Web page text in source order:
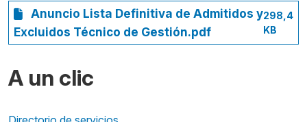
Anuncio Lista Definitiva de Admitidos y
Excluidos Técnico de Gestión.pdf
298,4
KB
A un clic